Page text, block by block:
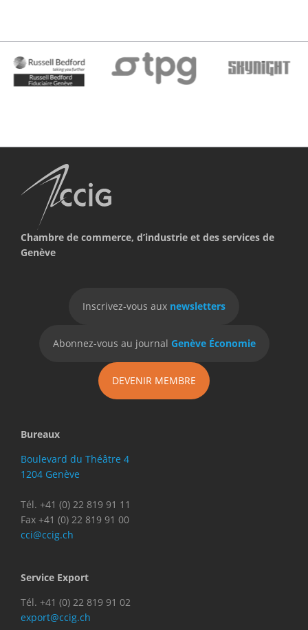
Chambre de commerce, d’industrie et des services de
Genève
Inscrivez-vous aux newsletters
Abonnez-vous au journal Genève Économie
DEVENIR MEMBRE
Bureaux
Boulevard du Théâtre 4
1204 Genève
Tél. +41 (0) 22 819 91 11
Fax +41 (0) 22 819 91 00
cci@ccig.ch
Service Export
Tél. +41 (0) 22 819 91 02
export@ccig.ch